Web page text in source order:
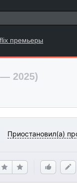
премьеры
2025)
Приостановил(а)